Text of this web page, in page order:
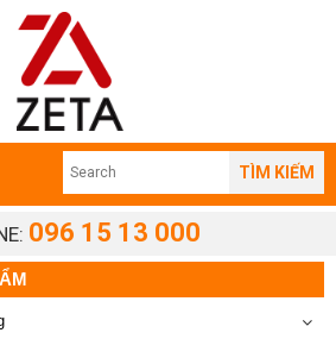
TÌM KIẾM
096 15 13 000